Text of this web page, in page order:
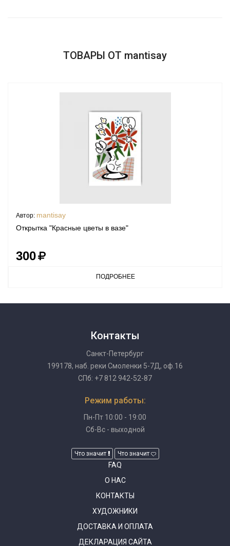
ТОВАРЫ ОТ mantisay
Автор: mantisay
Открытка "Красные цветы в вазе"
300
ПОДРОБНЕЕ
Контакты
Санкт-Петербург
199178, наб. реки Смоленки 5-7Д, оф.16
СПб: +7 812 942-52-87
Режим работы:
Пн-Пт 10:00 - 19:00
Сб-Вс - выходной
Что значит Что значит
FAQ
О НАС
КОНТАКТЫ
ХУДОЖНИКИ
ДОСТАВКА И ОПЛАТА
ДЕКЛАРАЦИЯ САЙТА